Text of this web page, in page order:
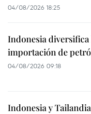
04/08/2026 18:25
Indonesia diversifica
importación de
04/08/2026 09:18
Indonesia y